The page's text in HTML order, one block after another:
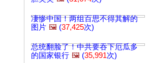
凄惨中国！两组百思不得其解的
图片 🖼️ (37,425次)
总统翻脸了！中共要吞下厄瓜多
的国家银行 🖼️ (35,991次)